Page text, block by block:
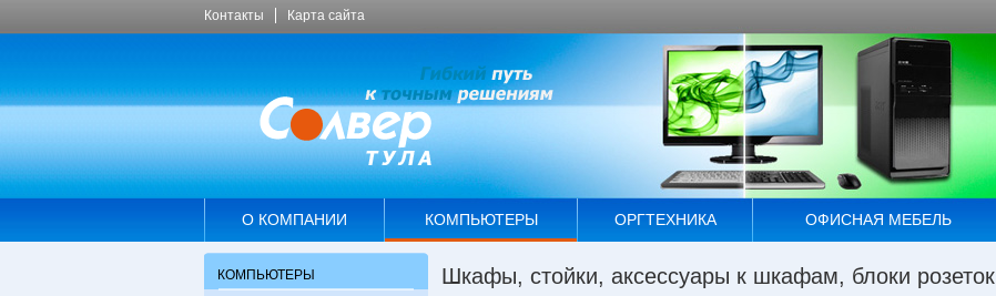
Контакты Карта сайта
О КОМПАНИИ КОМПЬЮТЕРЫ ОРГТЕХНИКА ОФИСНАЯ МЕБЕЛЬ
Шкафы, стойки, аксессуары к шкафам, блоки розеток
КОМПЬЮТЕРЫ